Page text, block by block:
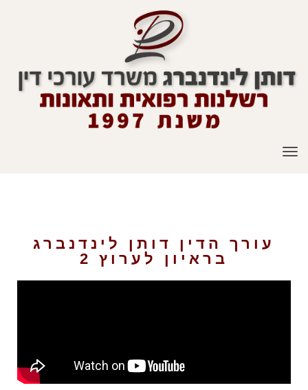
תפריט
עורך הדין דותן לינדנברג
בראיון לערוץ 2